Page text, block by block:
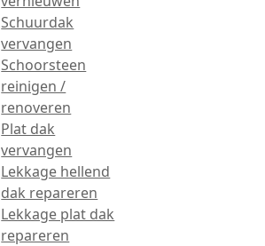
Schuurdak
vervangen
Schoorsteen
reinigen /
renoveren
Plat dak
vervangen
Lekkage hellend
dak repareren
Lekkage plat dak
repareren